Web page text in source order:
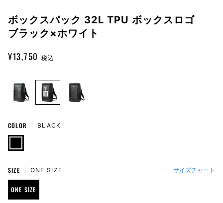
ボックスパック 32L TPU ボックスロゴ
ブラック×ホワイト
¥13,750 税込
COLOR BLACK
BLACK
SIZE ONE SIZE サイズチャート
ONE SIZE